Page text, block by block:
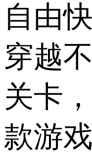
自由
穿越
关卡
款游